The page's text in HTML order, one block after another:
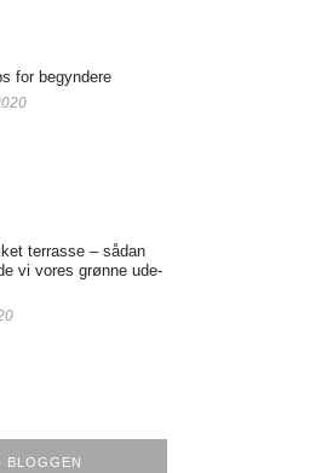
for begyndere
terrasse – sådan
vi vores grønne ude-
BLOGGEN